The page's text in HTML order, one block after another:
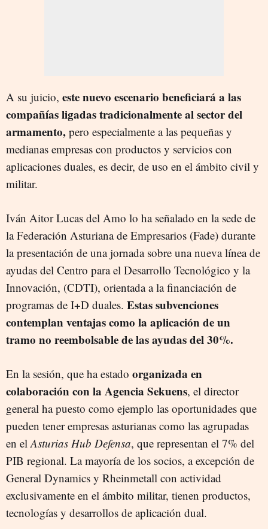
A su juicio, este nuevo escenario beneficiará a las
compañías ligadas tradicionalmente al sector del
armamento, pero especialmente a las pequeñas y
medianas empresas con productos y servicios con
aplicaciones duales, es decir, de uso en el ámbito civil y
militar.
Iván Aitor Lucas del Amo lo ha señalado en la sede de
la Federación Asturiana de Empresarios (Fade) durante
la presentación de una jornada sobre una nueva línea de
ayudas del Centro para el Desarrollo Tecnológico y la
Innovación, (CDTI), orientada a la financiación de
programas de I+D duales. Estas subvenciones
contemplan ventajas como la aplicación de un
tramo no reembolsable de las ayudas del 30%.
En la sesión, que ha estado organizada en
colaboración con la Agencia Sekuens, el director
general ha puesto como ejemplo las oportunidades que
pueden tener empresas asturianas como las agrupadas
en el Asturias Hub Defensa, que representan el 7% del
PIB regional. La mayoría de los socios, a excepción de
General Dynamics y Rheinmetall con actividad
exclusivamente en el ámbito militar, tienen productos,
tecnologías y desarrollos de aplicación dual.